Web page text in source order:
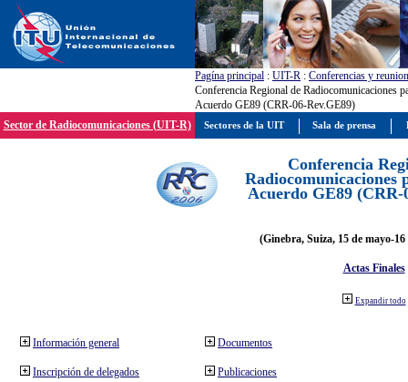
Pagína principal : UIT-R : Conferencias y
Conferencia Regional de Radiocomunicaciones
Acuerdo GE89 (CRR-06-Rev.GE89)
Sector de Radiocomunicaciones (UIT-R)
Conferencia
Radiocomunicaciones
Acuerdo GE89 (CRR-
(Ginebra, Suiza, 15 de mayo-
Actas Finales
Expandir todo
Información general
Inscripción de delegados
Documentos
Publicaciones
Sectores de la UIT Sala de prensa